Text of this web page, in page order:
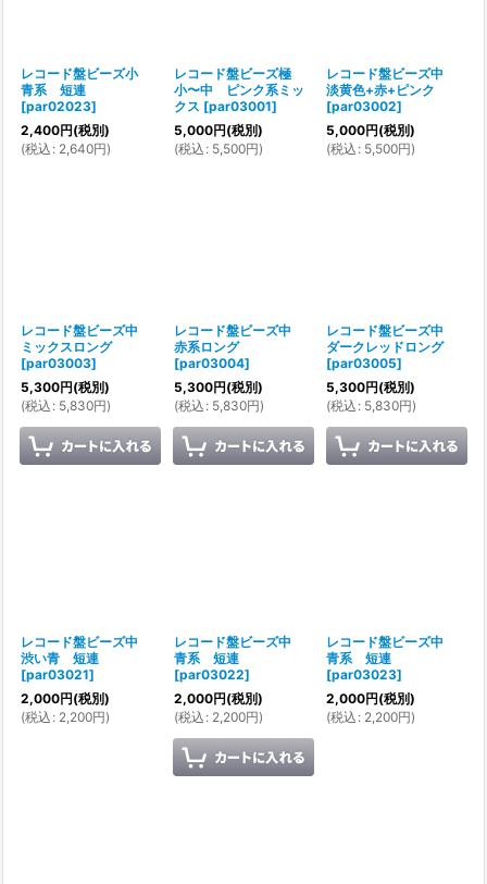
レコード盤ビーズ小
青系 短連
[par02023]
2,400円(税別)
(税込 : 2,640円)
レコード盤ビーズ極
小〜中 ピンク系ミッ
クス [par03001]
5,000円(税別)
(税込 : 5,500円)
レコード盤ビーズ中
淡黄色+赤+ピンク
[par03002]
5,000円(税別)
(税込 : 5,500円)
レコード盤ビーズ中
ミックスロング
[par03003]
5,300円(税別)
(税込 : 5,830円)
レコード盤ビーズ中
赤系ロング
[par03004]
5,300円(税別)
(税込 : 5,830円)
レコード盤ビーズ中
ダークレッドロング
[par03005]
5,300円(税別)
(税込 : 5,830円)
レコード盤ビーズ中
渋い青 短連
[par03021]
2,000円(税別)
(税込 : 2,200円)
レコード盤ビーズ中
青系 短連
[par03022]
2,000円(税別)
(税込 : 2,200円)
レコード盤ビーズ中
青系 短連
[par03023]
2,000円(税別)
(税込 : 2,200円)